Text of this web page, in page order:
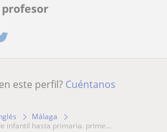
este perfil? Cuéntanos
Málaga
infantil hasta primaria. prime...